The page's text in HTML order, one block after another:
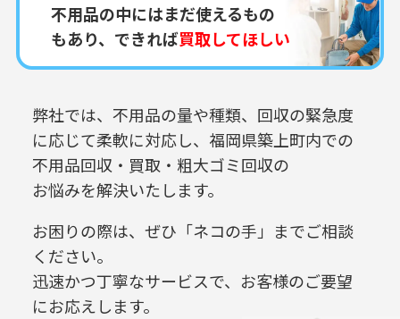
不用品の中にはまだ使えるもの
もあり、できれば買取してほしい
弊社では、不用品の量や種類、回収の緊急度
に応じて柔軟に対応し、 福岡県築上町内での
不用品回収・買取・粗大ゴミ回収の
お悩みを解決いたします。
お困りの際は、ぜひ「ネコの手」までご相談
ください。
迅速かつ丁寧なサービスで、お客様のご要望
にお応えします。